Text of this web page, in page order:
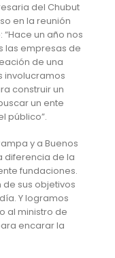
del Chubut
en la reunión
un año nos
las empresas de
de una
involucramos
construir un
un ente
público”.
y a Buenos
diferencia de la
fundaciones.
sus objetivos
Y logramos
al ministro de
encarar la